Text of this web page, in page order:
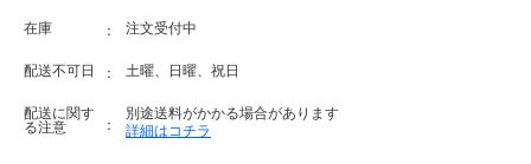
在庫 注文受付中
配送不可日 土曜、日曜、祝日
配送に関す
る注意
別途送料がかかる場合があります
詳細はコチラ